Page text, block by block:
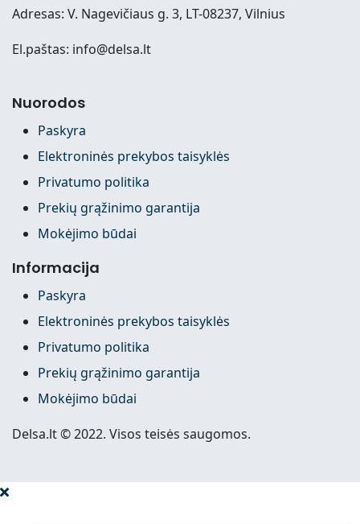
Adresas: V. Nagevičiaus g. 3, LT-08237, Vilnius
El.paštas: info@delsa.lt
Nuorodos
Paskyra
Elektroninės prekybos taisyklės
Privatumo politika
Prekių grąžinimo garantija
Mokėjimo būdai
Informacija
Paskyra
Elektroninės prekybos taisyklės
Privatumo politika
Prekių grąžinimo garantija
Mokėjimo būdai
Delsa.lt © 2022. Visos teisės saugomos.